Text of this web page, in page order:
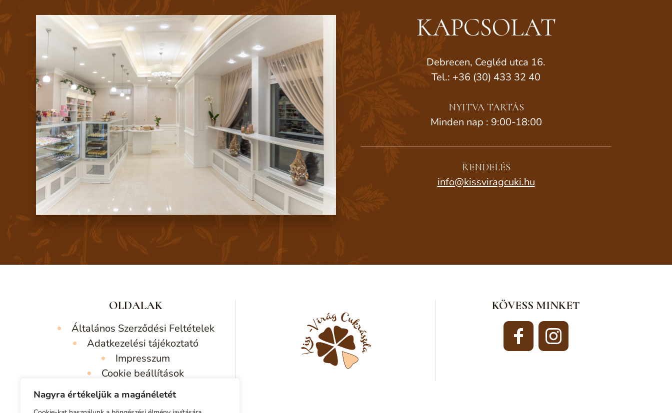
Nagyra értékeljük a magánéletét
KAPCSOLAT
Debrecen, Cegléd utca 16.
Tel.: +36 (30) 433 32 40
NYITVA TARTÁS
Minden nap : 9:00-18:00
RENDELÉS
info@kissviragcuki.hu
OLDALAK
Általános Szerződési Feltételek
Adatkezelési tájékoztató
Impresszum
Cookie beállítások
KÖVESS MINKET